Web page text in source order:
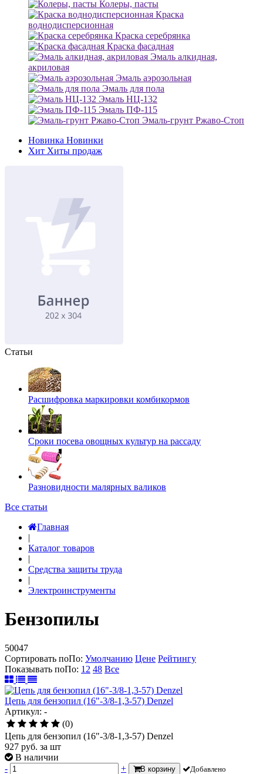
Колеры, пасты
Краска
воднодисперсионная
Краска серебрянка
Краска фасадная
Эмаль алкидная,
акриловая
Эмаль аэрозольная
Эмаль для пола
Эмаль НЦ-132
Эмаль ПФ-115
Эмаль-грунт Ржаво-Стоп
Новинка Новинки
Хит Хиты продаж
Статьи
Расшифровка маркировки комбикормов
Сроки посева овощных культур на рассаду
Разновидности малярных валиков
Все статьи
Главная
|
Каталог товаров
|
Средства защиты труда
|
Электроинструменты
Бензопилы
50047
Сортировать поПо: Умолчанию Цене Рейтингу
Показывать поПо: 12 48 Все
Цепь для бензопил (16"-3/8-1,3-57) Denzel
Артикул: -
(0)
Цепь для бензопил (16"-3/8-1,3-57) Denzel
927 руб. за шт
В наличии
-
+ В корзину Добавлено